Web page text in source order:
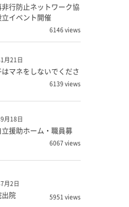
行防止ネットワーク協
イベント開催
6146 views
月21日
マネをしないでくださ
6139 views
月18日
立援助ホーム・職員募
6067 views
月2日
院 5951 views